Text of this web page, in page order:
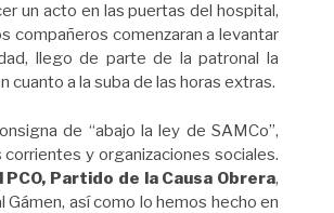
un acto en las puertas del hospital,
compañeros comenzaran a levantar
llego de parte de la patronal la
a la suba de las horas extras.
de “abajo la ley de SAMCo”,
y organizaciones sociales.
PCO, Partido de la Causa Obrera,
así como lo hemos hecho en